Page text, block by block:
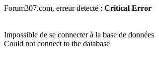
Forum307.com, erreur detecté : Critical Error
Impossible de se connecter à la base de données
Could not connect to the database